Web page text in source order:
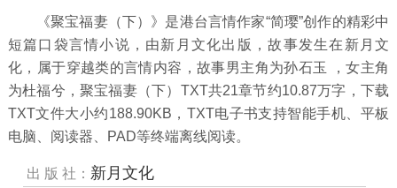
《聚宝福妻（下）》是港台言情作家“简璎”创作的精彩中
短篇口袋言情小说，由新月文化出版，故事发生在新月文
化，属于穿越类的言情内容，故事男主角为孙石玉 ，女主角
为杜福兮，聚宝福妻（下）TXT共21章节约10.87万字，下载
TXT文件大小约188.90KB，TXT电子书支持智能手机、平板
电脑、阅读器、PAD等终端离线阅读。
出 版 社： 新月文化